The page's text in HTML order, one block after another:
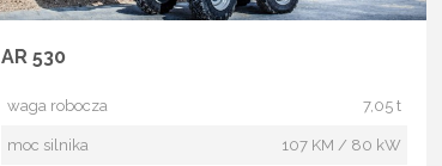
AR 530
waga robocza 7,05 t
moc silnika 107 KM / 80 kW